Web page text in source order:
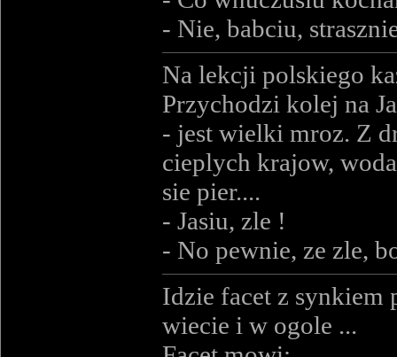
- Nie, babciu,
Na lekcji polskiego
Przychodzi kolej na
- jest wielki mroz. Z
cieplych krajow,
sie pier....
- Jasiu, zle !
- No pewnie, ze zle,
Idzie facet z synkiem
wiecie i w ogole ...